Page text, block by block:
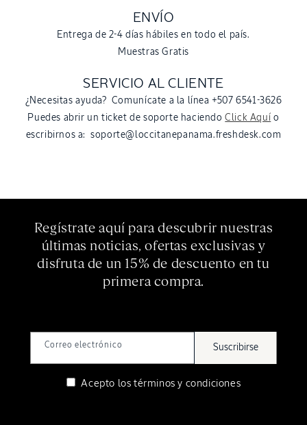
ENVÍO
Entrega de 2-4 días hábiles en todo el país.
Muestras Gratis
SERVICIO AL CLIENTE
¿Necesitas ayuda? Comunícate a la línea +507 6541-3626
Puedes abrir un ticket de soporte haciendoClick Aquí o
escribirnos a: soporte@loccitanepanama.freshdesk.com
Regístrate aquí para descubrir nuestras
últimas noticias, ofertas exclusivas y
disfruta de un 15% de descuento en tu
primera compra.
Correo electrónico Suscribirse
Acepto los términos y condiciones